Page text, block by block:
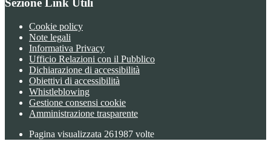
Sezione Link Utili
Cookie policy
Note legali
Informativa Privacy
Ufficio Relazioni con il Pubblico
Dichiarazione di accessibilità
Obiettivi di accessibilità
Whistleblowing
Gestione consensi cookie
Amministrazione trasparente
Pagina visualizzata 261987 volte